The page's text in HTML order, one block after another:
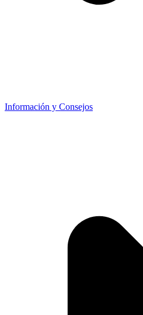
Información y Consejos